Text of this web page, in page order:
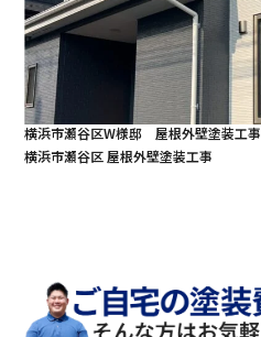
横浜市瀬谷区W様邸 屋根外壁塗装工事
横浜市瀬谷区 屋根外壁塗装工事